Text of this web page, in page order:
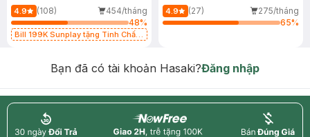
4.9 (108)
454/tháng
48%
Bill 199K Sunplay tặng Tinh Chất
4.9 (27)
275/tháng
65%
Bạn đã có tài khoản Hasaki?Đăng nhập